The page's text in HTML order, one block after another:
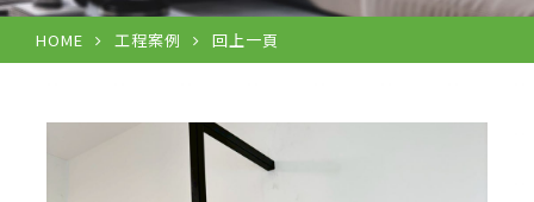
HOME 工程案例 回上一頁